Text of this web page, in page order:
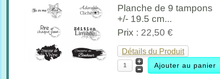
Planche de 9 tampons
+/- 19.5 cm...
Prix : 22,50 €
Détails du Produit